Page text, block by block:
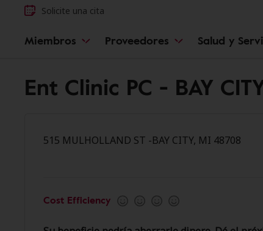
Solicite una cita
Miembros Proveedores Salud y
Ent Clinic PC - BAY
515 MULHOLLAND ST -BAY CITY, MI 48708
Cost Efficiency